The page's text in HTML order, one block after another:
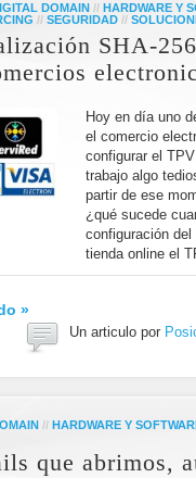
DOMAIN // HARDWARE Y
// SEGURIDAD //
SHA-
Hoy en día uno
el comercio
configurar el
trabajo algo
partir de ese
¿qué sucede
configuración
tienda online el
»
Un articulo por
// HARDWARE Y
que abrimos,